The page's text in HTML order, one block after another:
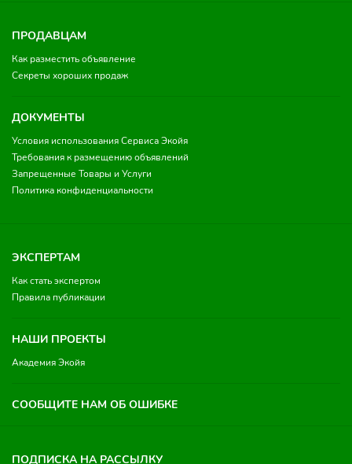
ПРОДАВЦАМ
Как разместить объявление
Секреты хороших продаж
ДОКУМЕНТЫ
Условия использования Сервиса Экойя
Требования к размещению объявлений
Запрещенные Товары и Услуги
Политика конфиденциальности
ЭКСПЕРТАМ
Как стать экспертом
Правила публикации
НАШИ ПРОЕКТЫ
Академия Экойя
СООБЩИТЕ НАМ ОБ ОШИБКЕ
ПОДПИСКА НА РАССЫЛКУ